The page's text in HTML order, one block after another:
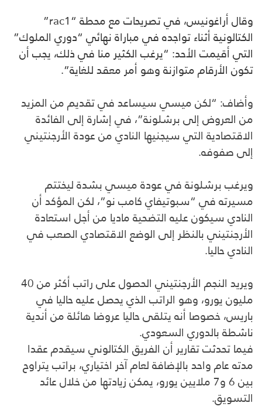
وقال أراغونيس، في تصريحات مع محطة “rac1”
الكتالونية أثناء تواجده في مباراة نهائي “دوري الملوك”
التي أقيمت الأحد: “يرغب الكثير منا في ذلك، يجب أن
تكون الأرقام متوازنة وهو أمر معقد للغاية”.
وأضاف: “لكن ميسي سيساعد في تقديم من المزيد
من العروض إلى برشلونة”، في إشارة إلى الفائدة
الاقتصادية التي سيجنيها النادي من عودة الأرجنتيني
إلى صفوفه.
ويرغب برشلونة في عودة ميسي بشدة ليختتم
مسيرته في “سبوتيفاي كامب نو”، لكن المؤكد أن
النادي سيكون عليه التضحية ماديا من أجل استعادة
الأرجنتيني بالنظر إلى الوضع الاقتصادي الصعب في
النادي حاليا.
ويريد النجم الأرجنتيني الحصول على راتب أكثر من 40
مليون يورو، وهو الراتب الذي يحصل عليه حاليا في
باريس، خصوصا أنه يتلقى حاليا عروضا هائلة من أندية
ناشطة بالدوري السعودي.
فيما تحدثت تقارير أن الفريق الكتالوني سيقدم عقدا
مدته عام واحد بالإضافة لعام آخر اختياري، براتب يتراوح
بين 6 و7 ملايين يورو، يمكن زيادتها من خلال عائد
التسويق.